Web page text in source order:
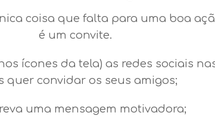
coisa que falta para uma boa
é um convite.
ícones da tela) as redes sociais
quer convidar os seus amigos;
uma mensagem motivadora;